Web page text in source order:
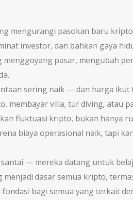
mengurangi pasokan baru
investor, dan bahkan gaya
pasar, mengubah
sering naik — dan harga ikut
membayar villa, tur diving, atau
fluktuasi kripto, bukan hanya
biaya operasional naik, tapi
— mereka datang untuk
dasar semua kripto,
bagi semua yang terkait